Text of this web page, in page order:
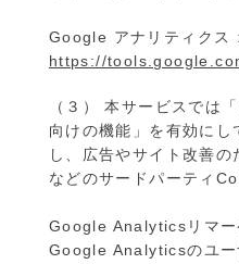
Google アナリティクス
https://
（３） 本サービスでは
向けの機能」を有効にし
し、広告やサイト改善
などのサードパーティ
Google Analyticsリマー
Google Analyticsのユー